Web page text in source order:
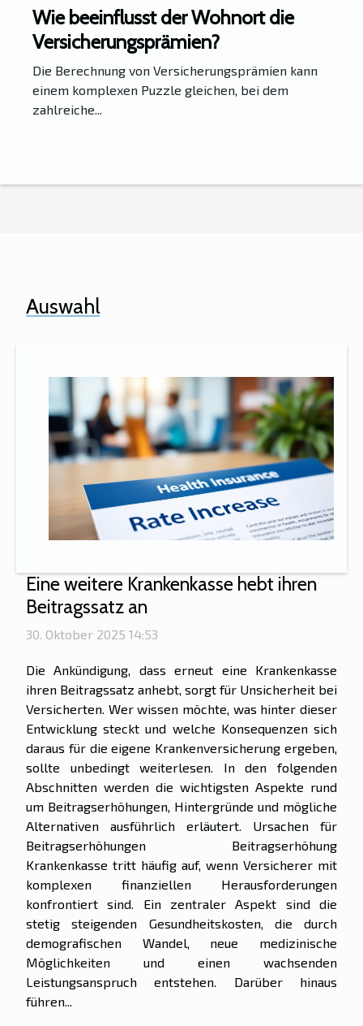
Wie beeinflusst der Wohnort die
Versicherungsprämien?
Die Berechnung von Versicherungsprämien kann
einem komplexen Puzzle gleichen, bei dem
zahlreiche...
Auswahl
Eine weitere Krankenkasse hebt ihren
Beitragssatz an
30. Oktober 2025 14:53
Die Ankündigung, dass erneut eine Krankenkasse
ihren Beitragssatz anhebt, sorgt für Unsicherheit bei
Versicherten. Wer wissen möchte, was hinter dieser
Entwicklung steckt und welche Konsequenzen sich
daraus für die eigene Krankenversicherung ergeben,
sollte unbedingt weiterlesen. In den folgenden
Abschnitten werden die wichtigsten Aspekte rund
um Beitragserhöhungen, Hintergründe und mögliche
Alternativen ausführlich erläutert. Ursachen für
Beitragserhöhungen Beitragserhöhung
Krankenkasse tritt häufig auf, wenn Versicherer mit
komplexen finanziellen Herausforderungen
konfrontiert sind. Ein zentraler Aspekt sind die
stetig steigenden Gesundheitskosten, die durch
demografischen Wandel, neue medizinische
Möglichkeiten und einen wachsenden
Leistungsanspruch entstehen. Darüber hinaus
führen...